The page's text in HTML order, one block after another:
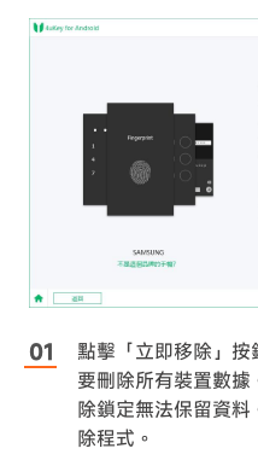
點擊「立即移除」
要刪除所有裝置數
除鎖定無法保留資
除程式。